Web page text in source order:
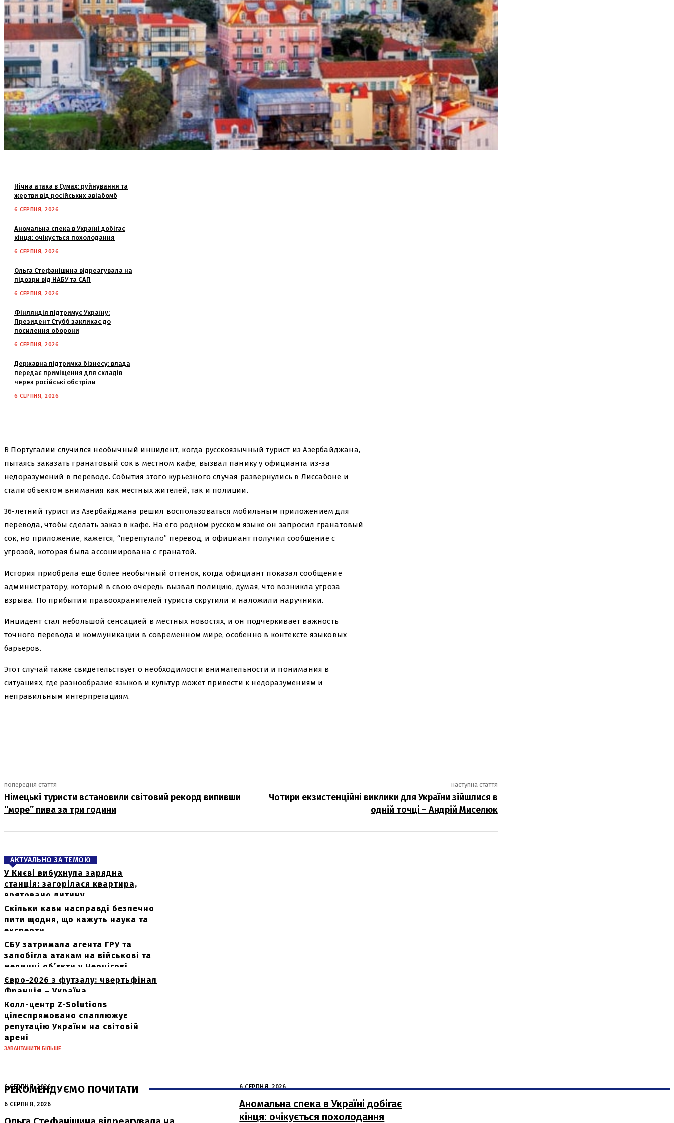
Нічна атака в Сумах: руйнування та
жертви від російських авіабомб
6 СЕРПНЯ, 2026
Аномальна спека в Україні добігає
кінця: очікується похолодання
6 СЕРПНЯ, 2026
Ольга Стефанішина відреагувала на
підозри від НАБУ та САП
6 СЕРПНЯ, 2026
Фінляндія підтримує Україну:
Президент Стубб закликає до
посилення оборони
6 СЕРПНЯ, 2026
Державна підтримка бізнесу: влада
передає приміщення для складів
через російські обстріли
6 СЕРПНЯ, 2026
В Португалии случился необычный инцидент, когда русскоязычный турист из Азербайджана,
пытаясь заказать гранатовый сок в местном кафе, вызвал панику у официанта из-за
недоразумений в переводе. События этого курьезного случая развернулись в Лиссабоне и
стали объектом внимания как местных жителей, так и полиции.
36-летний турист из Азербайджана решил воспользоваться мобильным приложением для
перевода, чтобы сделать заказ в кафе. На его родном русском языке он запросил гранатовый
сок, но приложение, кажется, “перепутало” перевод, и официант получил сообщение с
угрозой, которая была ассоциирована с гранатой.
История приобрела еще более необычный оттенок, когда официант показал сообщение
администратору, который в свою очередь вызвал полицию, думая, что возникла угроза
взрыва. По прибытии правоохранителей туриста скрутили и наложили наручники.
Инцидент стал небольшой сенсацией в местных новостях, и он подчеркивает важность
точного перевода и коммуникации в современном мире, особенно в контексте языковых
барьеров.
Этот случай также свидетельствует о необходимости внимательности и понимания в
ситуациях, где разнообразие языков и культур может привести к недоразумениям и
неправильным интерпретациям.
попередня стаття
Німецькі туристи встановили світовий рекорд випивши
“море” пива за три години
наступна стаття
Чотири екзистенційні виклики для України зійшлися в
одній точці – Андрій Миселюк
АКТУАЛЬНО ЗА ТЕМОЮ
У Києві вибухнула зарядна
станція: загорілася квартира,
врятовано дитину
Скільки кави насправді безпечно
пити щодня, що кажуть наука та
експерти
СБУ затримала агента ГРУ та
запобігла атакам на військові та
медичні об’єкти у Чернігові
Євро-2026 з футзалу: чвертьфінал
Франція – Україна
Колл-центр Z-Solutions
цілеспрямовано спаплюжує
репутацію України на світовій
арені
ЗАВАНТАЖИТИ БІЛЬШЕ
РЕКОМЕНДУЄМО ПОЧИТАТИ
6 СЕРПНЯ, 2026
Нічна атака в Сумах: руйнування та
жертви від російських авіабомб
6 СЕРПНЯ, 2026
Аномальна спека в Україні добігає
кінця: очікується похолодання
6 СЕРПНЯ, 2026